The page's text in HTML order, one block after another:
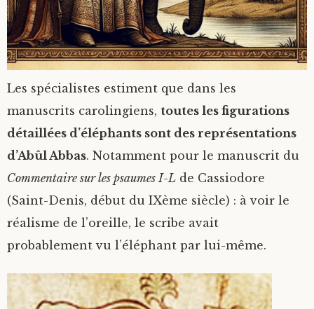
Les spécialistes estiment que dans les
manuscrits carolingiens, toutes les figurations
détaillées d’éléphants sont des représentations
d’Abûl Abbas. Notamment pour le manuscrit du
Commentaire sur les psaumes I-L de Cassiodore
(Saint-Denis, début du IXème siècle) : à voir le
réalisme de l’oreille, le scribe avait
probablement vu l’éléphant par lui-même.